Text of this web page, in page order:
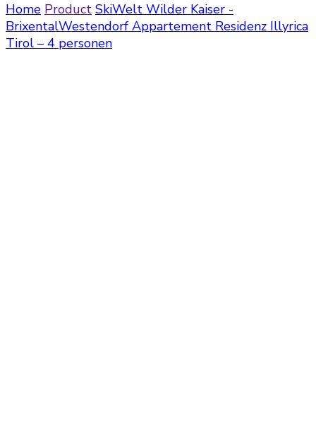
Home Product SkiWelt Wilder Kaiser -
BrixentalWestendorf Appartement Residenz Illyrica
Tirol – 4 personen